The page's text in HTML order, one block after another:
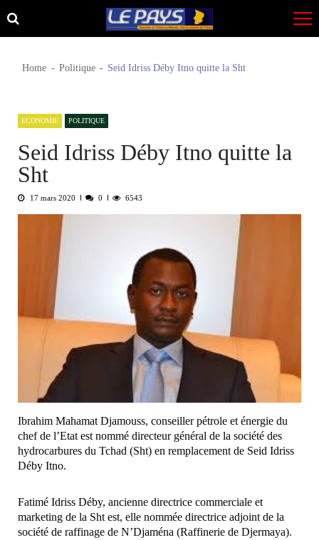
Skip
to
Skip
to
Home Politique Seid Idriss Déby Itno quitte la Sht
ECONOMIE POLITIQUE
Seid Idriss Déby Itno quitte la
Sht
17 mars 2020 0 6543
Ibrahim Mahamat Djamouss, conseiller pétrole et énergie du
chef de l’Etat est nommé directeur général de la société des
hydrocarbures du Tchad (Sht) en remplacement de Seid Idriss
Déby Itno.
Fatimé Idriss Déby, ancienne directrice commerciale et
marketing de la Sht est, elle nommée directrice adjoint de la
société de raffinage de N’Djaména (Raffinerie de Djermaya).